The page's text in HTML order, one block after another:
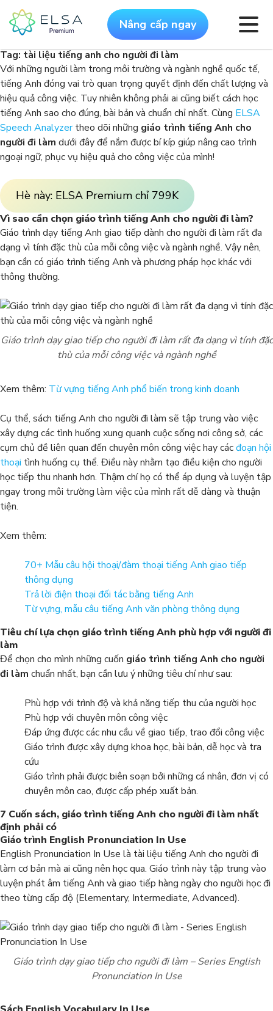
Nâng cấp ngay
Tag: tài liệu tiếng anh cho người đi làm
Với những người làm trong môi trường và ngành nghề quốc tế,
tiếng Anh đóng vai trò quan trọng quyết định đến chất lượng và
hiệu quả công việc. Tuy nhiên không phải ai cũng biết cách học
tiếng Anh sao cho đúng, bài bản và chuẩn chỉ nhất. Cùng ELSA
Speech Analyzertheo dõi những giáo trình tiếng Anh cho
người đi làm dưới đây để nắm được bí kíp giúp nâng cao trình
ngoại ngữ, phục vụ hiệu quả cho công việc của mình!
Hè này: ELSA Premium chỉ 799K
Vì sao cần chọn giáo trình tiếng Anh cho người đi làm?
Giáo trình dạy tiếng Anh giao tiếp dành cho người đi làm rất đa
dạng vì tính đặc thù của mỗi công việc và ngành nghề. Vậy nên,
bạn cần có giáo trình tiếng Anh và phương pháp học khác với
thông thường.
Giáo trình dạy giao tiếp cho người đi làm rất đa dạng vì tính đặc
thù của mỗi công việc và ngành nghề
Xem thêm: Từ vựng tiếng Anh phổ biến trong kinh doanh
Cụ thể, sách tiếng Anh cho người đi làm sẽ tập trung vào việc
xây dựng các tình huống xung quanh cuộc sống nơi công sở, các
cụm chủ đề liên quan đến chuyên môn công việc hay cácđoạn hội
thoại tình huống cụ thể. Điều này nhằm tạo điều kiện cho người
học tiếp thu nhanh hơn. Thậm chí họ có thể áp dụng và luyện tập
ngay trong môi trường làm việc của mình rất dễ dàng và thuận
tiện.
Xem thêm:
70+ Mẫu câu hội thoại/đàm thoại tiếng Anh giao tiếp
thông dụng
Trả lời điện thoại đối tác bằng tiếng Anh
Từ vựng, mẫu câu tiếng Anh văn phòng thông dụng
Tiêu chí lựa chọn giáo trình tiếng Anh phù hợp với người đi
làm
Để chọn cho mình những cuốn giáo trình tiếng Anh cho người
đi làm chuẩn nhất, bạn cần lưu ý những tiêu chí như sau:
Phù hợp với trình độ và khả năng tiếp thu của người học
Phù hợp với chuyên môn công việc
Đáp ứng được các nhu cầu về giao tiếp, trao đổi công việc
Giáo trình được xây dựng khoa học, bài bản, dễ học và tra
cứu
Giáo trình phải được biên soạn bởi những cá nhân, đơn vị có
chuyên môn cao, được cấp phép xuất bản.
7 Cuốn sách, giáo trình tiếng Anh cho người đi làm nhất
định phải có
Giáo trình English Pronunciation In Use
English Pronunciation In Use là tài liệu tiếng Anh cho người đi
làm cơ bản mà ai cũng nên học qua. Giáo trình này tập trung vào
luyện phát âm tiếng Anh và giao tiếp hàng ngày cho người học đi
theo từng cấp độ (Elementary, Intermediate, Advanced).
Giáo trình dạy giao tiếp cho người đi làm – Series English
Pronunciation In Use